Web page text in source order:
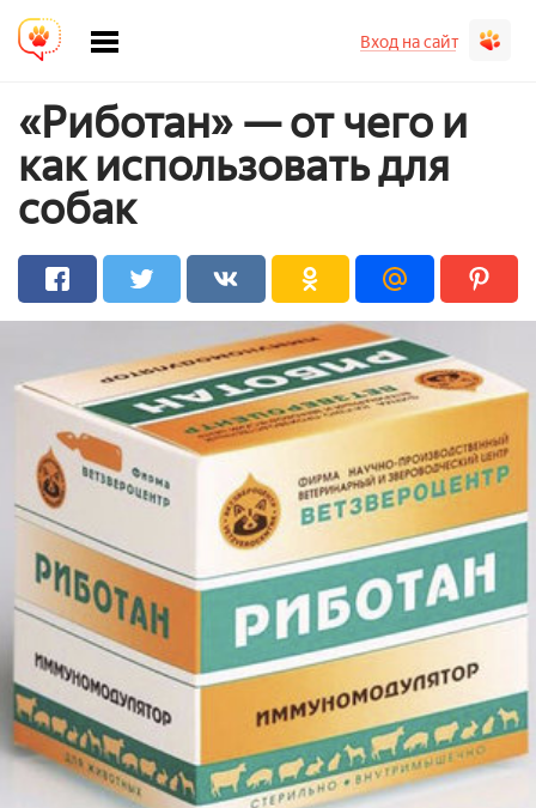
Вход на сайт
«Риботан» — от чего и
как использовать для
собак